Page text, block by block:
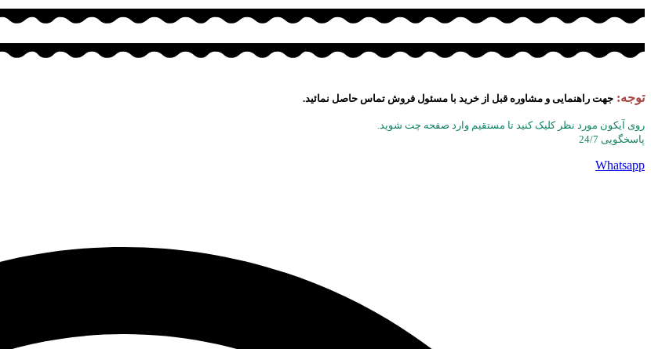
توجه: جهت راهنمایی و مشاوره قبل از خرید با مسئول فروش تماس حاصل نمائید.
روی آیکون مورد نظر کلیک کنید تا مستقیم وارد صفحه چت شوید.
پاسخگویی 24/7
Whatsapp